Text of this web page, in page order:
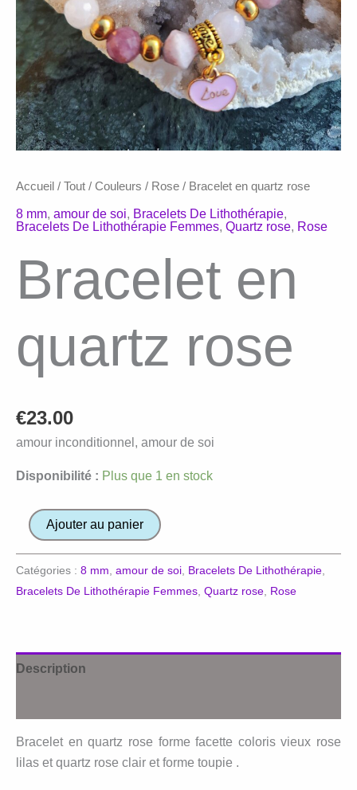
Accueil / Tout / Couleurs / Rose / Bracelet en quartz rose
8 mm, amour de soi, Bracelets De Lithothérapie,
Bracelets De Lithothérapie Femmes, Quartz rose, Rose
Bracelet en
quartz rose
€23.00
amour inconditionnel, amour de soi
Disponibilité : Plus que 1 en stock
quantitéAjouter au panier
Catégories : 8 mm, amour de soi, Bracelets De Lithothérapie,
Bracelets De Lithothérapie Femmes, Quartz rose, Rose
Description
Bracelet en quartz rose forme facette coloris vieux rose
lilas et quartz rose clair et forme toupie .